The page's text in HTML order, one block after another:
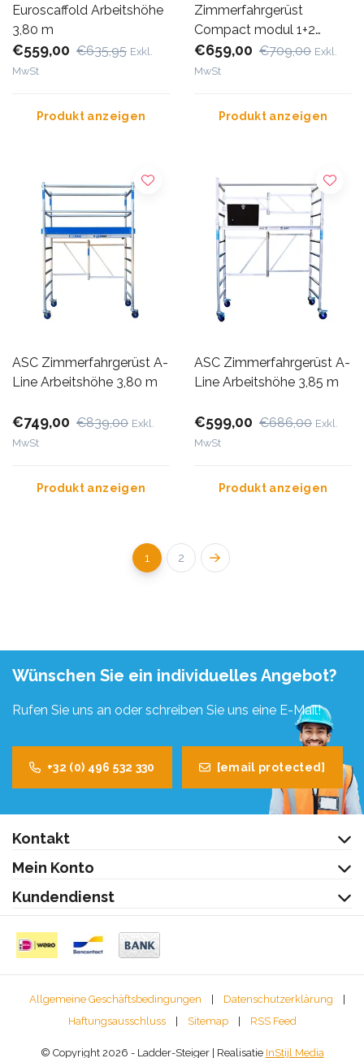
Euroscaffold Arbeitshöhe
3,80 m
€559,00 €635,95 Exkl.
MwSt
Produkt anzeigen
Zimmerfahrgerüst
Compact modul 1+2
Arbeitshöhe 3,5 m
€659,00 €709,00 Exkl.
MwSt
Produkt anzeigen
ASC Zimmerfahrgerüst A-
Line Arbeitshöhe 3,80 m
€749,00 €839,00 Exkl.
MwSt
Produkt anzeigen
ASC Zimmerfahrgerüst A-
Line Arbeitshöhe 3,85 m
€599,00 €686,00 Exkl.
MwSt
Produkt anzeigen
1 2
Wünschen Sie ein individuelles Angebot?
Rufen Sie uns an oder schreiben Sie uns eine E-Mail!
+32 (0) 496 532 330 [email protected]
Kontakt
Mein Konto
Kundendienst
Allgemeine Geschäftsbedingungen Datenschutzerklärung
Haftungsausschluss
Sitemap RSS Feed
© Copyright 2026 - Ladder-Steiger | Realisatie InStijl Media